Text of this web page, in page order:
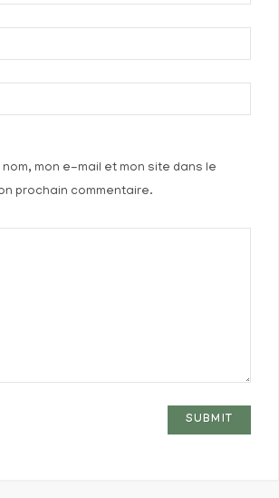
mon e-mail et mon site dans le
prochain commentaire.